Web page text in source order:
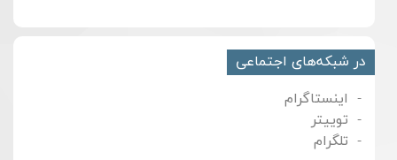
در شبکه‌های اجتماعی
اینستاگرام
توییتر
تلگرام